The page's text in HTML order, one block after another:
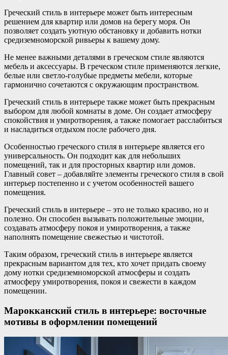
Греческий стиль в интерьере может быть интересным
решением для квартир или домов на берегу моря. Он
позволяет создать уютную обстановку и добавить нотки
средиземноморской ривьеры к вашему дому.
Не менее важными деталями в греческом стиле являются
мебель и аксессуары. В греческом стиле применяются легкие,
белые или светло-голубые предметы мебели, которые
гармонично сочетаются с окружающим пространством.
Греческий стиль в интерьере также может быть прекрасным
выбором для любой комнаты в доме. Он создает атмосферу
спокойствия и умиротворения, а также помогает расслабиться
и насладиться отдыхом после рабочего дня.
Особенностью греческого стиля в интерьере является его
универсальность. Он подходит как для небольших
помещений, так и для просторных квартир или домов.
Главный совет – добавляйте элементы греческого стиля в свой
интерьер постепенно и с учетом особенностей вашего
помещения.
Греческий стиль в интерьере – это не только красиво, но и
полезно. Он способен вызывать положительные эмоции,
создавать атмосферу покоя и умиротворения, а также
наполнять помещение свежестью и чистотой.
Таким образом, греческий стиль в интерьере является
прекрасным вариантом для тех, кто хочет придать своему
дому нотки средиземноморской атмосферы и создать
атмосферу умиротворения, покоя и свежести в каждом
помещении.
Марокканский стиль в интерьере: восточные
мотивы в оформлении помещений